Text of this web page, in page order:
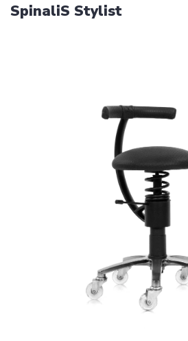
SpinaliS Stylist